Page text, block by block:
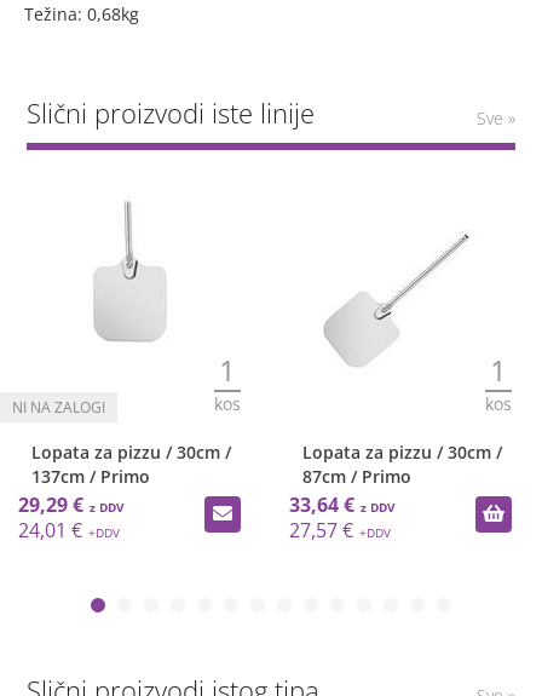
Težina: 0,68kg
Slični proizvodi iste linije Sve »
1
kos
Lopata za pizzu / 30cm /
137cm / Primo
29,29 €
24,01 €
1
kos
Lopata za pizzu / 30cm /
87cm / Primo
33,64 €
27,57 €